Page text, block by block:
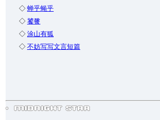
◇ 蝉乎蝇乎
◇ 饕餮
◇ 涂山有狐
◇ 不妨写写文言短篇